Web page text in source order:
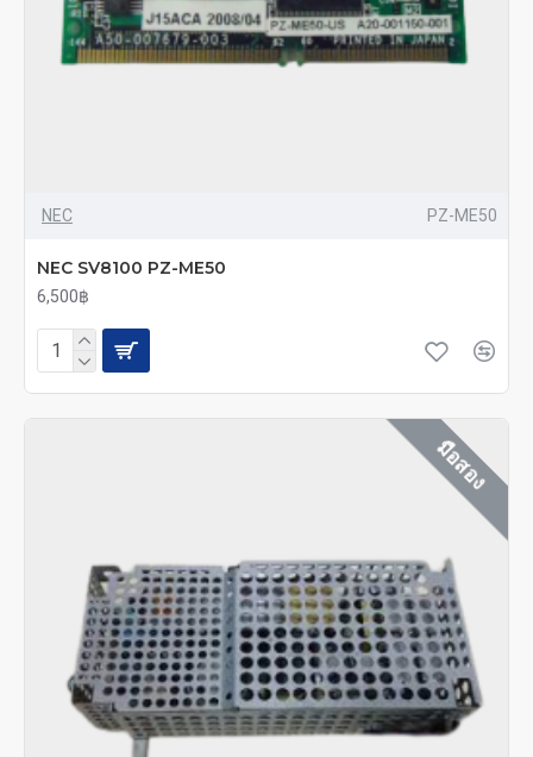
NEC PZ-ME50
NEC SV8100 PZ-ME50
6,500฿
มือสอง